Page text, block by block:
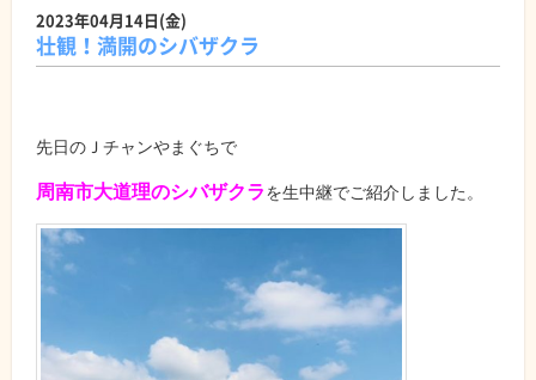
2023年04月14日(金)
壮観！満開のシバザクラ
先日のＪチャンやまぐちで
周南市大道理のシバザクラを生中継でご紹介しました。